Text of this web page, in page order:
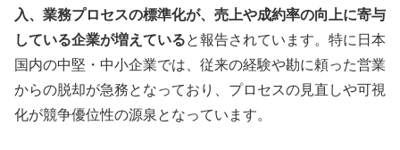
入、業務プロセスの標準化が、売上や成約率の向上に寄与
している企業が増えていると報告されています。特に日本
国内の中堅・中小企業では、従来の経験や勘に頼った営業
からの脱却が急務となっており、プロセスの見直しや可視
化が競争優位性の源泉となっています。